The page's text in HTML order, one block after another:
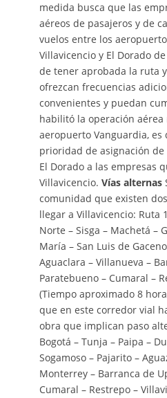
medida busca que las
aéreos de pasajeros y de
vuelos entre los
Villavicencio y El Dorado
de tener aprobada la ruta
ofrezcan frecuencias
convenientes y puedan
habilitó la operación
aeropuerto Vanguardia, es
prioridad de asignación
El Dorado a las empresas
Villavicencio. Vías alternas
comunidad que existen
llegar a Villavicencio: Ruta
Norte – Sisga – Machetá –
María – San Luis de
Aguaclara – Villanueva –
Paratebueno – Cumaral –
(Tiempo aproximado 8
que en este corredor vial
obra que implican paso
Bogotá – Tunja – Paipa –
Sogamoso – Pajarito –
Monterrey – Barranca de
Cumaral – Restrepo –